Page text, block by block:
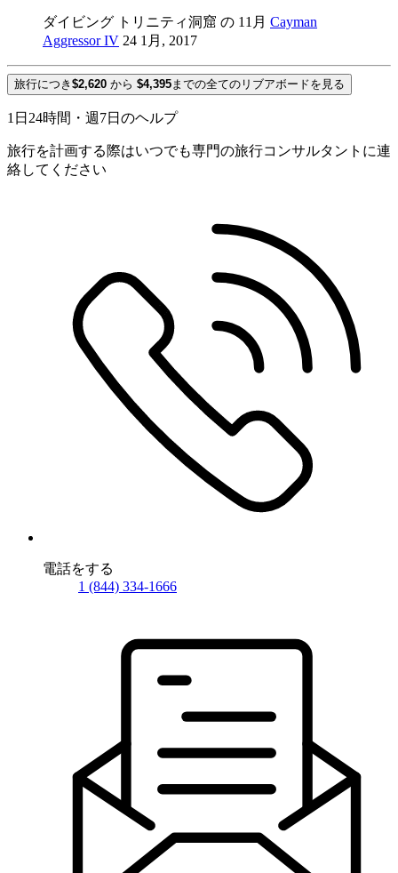
ダイビング トリニティ洞窟 の 11月 Cayman
Aggressor IV 24 1月, 2017
旅行につき $2,620 から $4,395までの全てのリブアボードを見る
1日24時間・週7日のヘルプ
旅行を計画する際はいつでも専門の旅行コンサルタントに連
絡してください
電話をする
1 (844) 334-1666